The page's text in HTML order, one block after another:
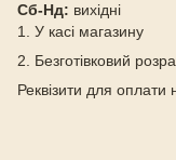
Сб-Нд: вихідні
1. У касі магазину
2. Безготівковий
Реквізити для